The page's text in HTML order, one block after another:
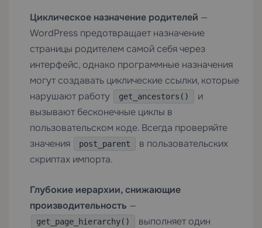
Циклическое назначение родителей —
WordPress предотвращает назначение
страницы родителем самой себя через
интерфейс, однако программные назначения
могут создавать циклические ссылки, которые
нарушают работу
get_ancestors()
и
вызывают бесконечные циклы в
пользовательском коде. Всегда проверяйте
значения
post_parent
в пользовательских
скриптах импорта.
Глубокие иерархии, снижающие
производительность —
get_page_hierarchy()
выполняет один